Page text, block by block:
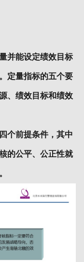
并能设定绩效目标
定量指标的五个要
、绩效目标和绩效
个前提条件，其中
的公平、公正性就